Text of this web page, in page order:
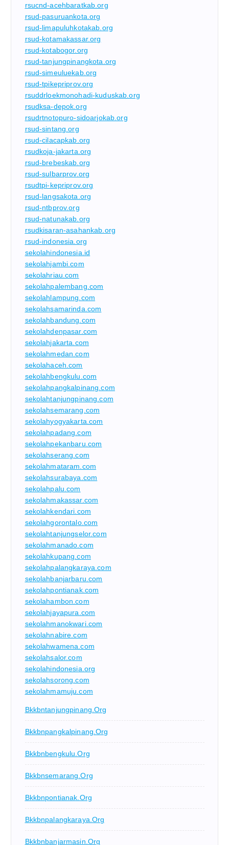
rsucnd-acehbaratkab.org
rsud-pasuruankota.org
rsud-limapuluhkotakab.org
rsud-kotamakassar.org
rsud-kotabogor.org
rsud-tanjungpinangkota.org
rsud-simeuluekab.org
rsud-tpikepriprov.org
rsuddrloekmonohadi-kuduskab.org
rsudksa-depok.org
rsudrtnotopuro-sidoarjokab.org
rsud-sintang.org
rsud-cilacapkab.org
rsudkoja-jakarta.org
rsud-brebeskab.org
rsud-sulbarprov.org
rsudtpi-kepriprov.org
rsud-langsakota.org
rsud-ntbprov.org
rsud-natunakab.org
rsudkisaran-asahankab.org
rsud-indonesia.org
sekolahindonesia.id
sekolahjambi.com
sekolahriau.com
sekolahpalembang.com
sekolahlampung.com
sekolahsamarinda.com
sekolahbandung.com
sekolahdenpasar.com
sekolahjakarta.com
sekolahmedan.com
sekolahaceh.com
sekolahbengkulu.com
sekolahpangkalpinang.com
sekolahtanjungpinang.com
sekolahsemarang.com
sekolahyogyakarta.com
sekolahpadang.com
sekolahpekanbaru.com
sekolahserang.com
sekolahmataram.com
sekolahsurabaya.com
sekolahpalu.com
sekolahmakassar.com
sekolahkendari.com
sekolahgorontalo.com
sekolahtanjungselor.com
sekolahmanado.com
sekolahkupang.com
sekolahpalangkaraya.com
sekolahbanjarbaru.com
sekolahpontianak.com
sekolahambon.com
sekolahjayapura.com
sekolahmanokwari.com
sekolahnabire.com
sekolahwamena.com
sekolahsalor.com
sekolahindonesia.org
sekolahsorong.com
sekolahmamuju.com
Bkkbntanjungpinang.org
Bkkbnpangkalpinang.org
Bkkbnbengkulu.org
Bkkbnsemarang.org
Bkkbnpontianak.org
Bkkbnpalangkaraya.org
Bkkbnbanjarmasin.org